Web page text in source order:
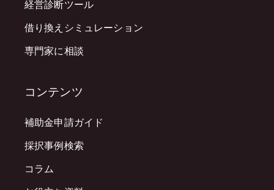
経営診断ツール
借り換えシミュレーション
専門家に相談
コンテンツ
補助金申請ガイド
採択事例検索
コラム